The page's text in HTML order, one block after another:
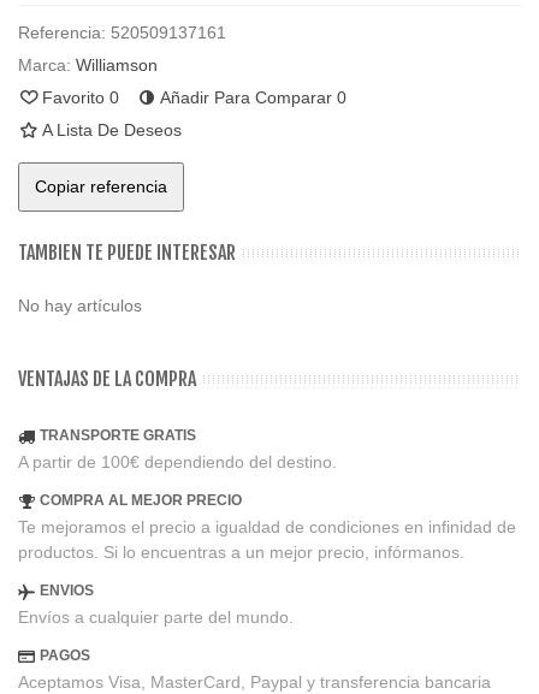
Referencia: 520509137161
Marca: Williamson
Favorito 0 Añadir Para Comparar 0
A Lista De Deseos
Copiar referencia
TAMBIEN TE PUEDE INTERESAR
No hay artículos
VENTAJAS DE LA COMPRA
TRANSPORTE GRATIS
A partir de 100€ dependiendo del destino.
COMPRA AL MEJOR PRECIO
Te mejoramos el precio a igualdad de condiciones en infinidad de
productos. Si lo encuentras a un mejor precio, infórmanos.
ENVIOS
Envíos a cualquier parte del mundo.
PAGOS
Aceptamos Visa, MasterCard, Paypal y transferencia bancaria